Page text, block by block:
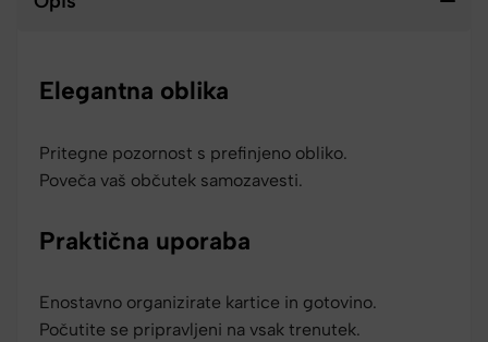
Elegantna oblika
Pritegne pozornost s prefinjeno obliko.
Poveča vaš občutek samozavesti.
Praktična uporaba
Enostavno organizirate kartice in gotovino.
Počutite se pripravljeni na vsak trenutek.